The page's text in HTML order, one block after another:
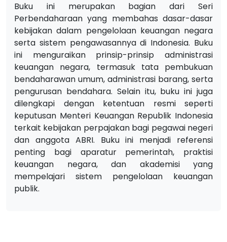
Buku ini merupakan bagian dari Seri
Perbendaharaan yang membahas dasar-dasar
kebijakan dalam pengelolaan keuangan negara
serta sistem pengawasannya di Indonesia. Buku
ini menguraikan prinsip-prinsip administrasi
keuangan negara, termasuk tata pembukuan
bendaharawan umum, administrasi barang, serta
pengurusan bendahara. Selain itu, buku ini juga
dilengkapi dengan ketentuan resmi seperti
keputusan Menteri Keuangan Republik Indonesia
terkait kebijakan perpajakan bagi pegawai negeri
dan anggota ABRI. Buku ini menjadi referensi
penting bagi aparatur pemerintah, praktisi
keuangan negara, dan akademisi yang
mempelajari sistem pengelolaan keuangan
publik.